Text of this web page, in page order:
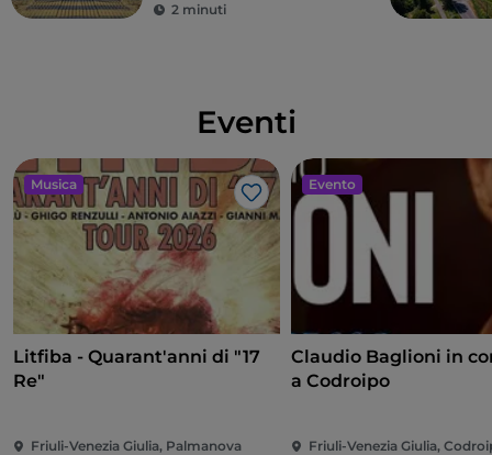
2 minuti
Eventi
Musica
Like
Litfiba - Quarant'anni di "17
Re"
Friuli-Venezia Giulia, Palmanova
Evento
Claudio Baglioni in
a Codroipo
Friuli-Venezia Giulia,